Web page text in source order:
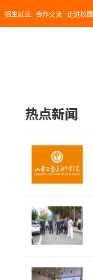
招生就业 合作交流 走进校园
热点新闻